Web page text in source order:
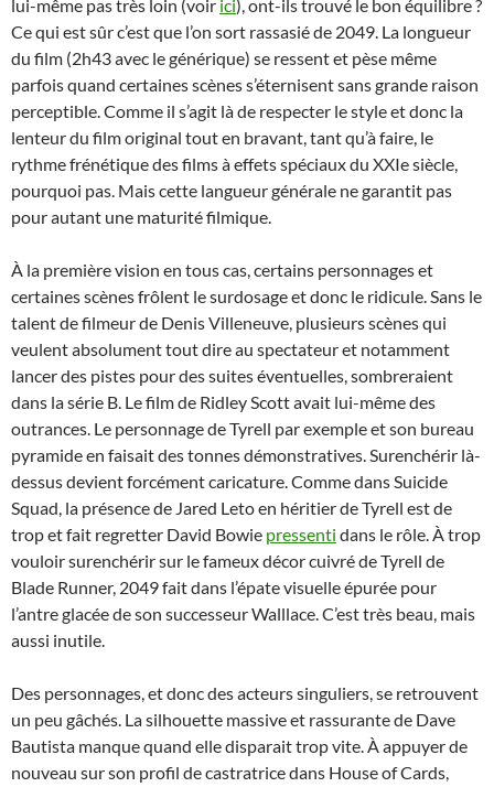
lui-même pas très loin (voir ici), ont-ils trouvé le bon équilibre ?
Ce qui est sûr c’est que l’on sort rassasié de 2049. La longueur
du film (2h43 avec le générique) se ressent et pèse même
parfois quand certaines scènes s’éternisent sans grande raison
perceptible. Comme il s’agit là de respecter le style et donc la
lenteur du film original tout en bravant, tant qu’à faire, le
rythme frénétique des films à effets spéciaux du XXIe siècle,
pourquoi pas. Mais cette langueur générale ne garantit pas
pour autant une maturité filmique.
À la première vision en tous cas, certains personnages et
certaines scènes frôlent le surdosage et donc le ridicule. Sans le
talent de filmeur de Denis Villeneuve, plusieurs scènes qui
veulent absolument tout dire au spectateur et notamment
lancer des pistes pour des suites éventuelles, sombreraient
dans la série B. Le film de Ridley Scott avait lui-même des
outrances. Le personnage de Tyrell par exemple et son bureau
pyramide en faisait des tonnes démonstratives. Surenchérir là-
dessus devient forcément caricature. Comme dans Suicide
Squad, la présence de Jared Leto en héritier de Tyrell est de
trop et fait regretter David Bowie pressenti dans le rôle. À trop
vouloir surenchérir sur le fameux décor cuivré de Tyrell de
Blade Runner, 2049 fait dans l’épate visuelle épurée pour
l’antre glacée de son successeur Walllace. C’est très beau, mais
aussi inutile.
Des personnages, et donc des acteurs singuliers, se retrouvent
un peu gâchés. La silhouette massive et rassurante de Dave
Bautista manque quand elle disparait trop vite. À appuyer de
nouveau sur son profil de castratrice dans House of Cards,